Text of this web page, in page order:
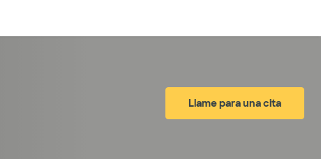
Llame para una cita